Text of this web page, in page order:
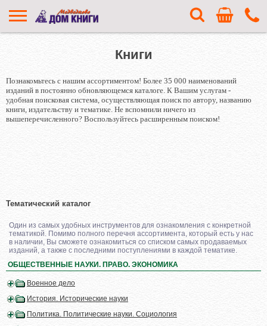
Книги
Познакомьтесь с нашим ассортиментом! Более 35 000 наименований
изданий в постоянно обновляющемся каталоге. К Вашим услугам -
удобная поисковая система, осуществляющая поиск по автору, названию
книги, издательству и тематике. Не вспомнили ничего из
вышеперечисленного? Воспользуйтесь расширенным поиском!
Тематический каталог
Один из самых удобных инструментов для ознакомления с конкретной
тематикой. Помимо полного перечня ассортимента, который есть у нас
в наличии, Вы сможете ознакомиться со списком самых продаваемых
изданий, а также с последними поступлениями в каждой тематике.
ОБЩЕСТВЕННЫЕ НАУКИ. ПРАВО. ЭКОНОМИКА
Военное дело
История. Исторические науки
Политика. Политические науки. Социология